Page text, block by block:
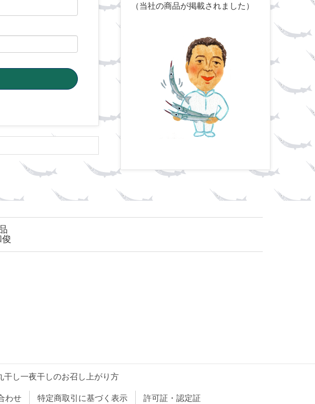
（当社の商品が掲載されました）
俊
干し一夜干しのお召し上がり方
わせ 特定商取引に基づく表示 許可証・認定証